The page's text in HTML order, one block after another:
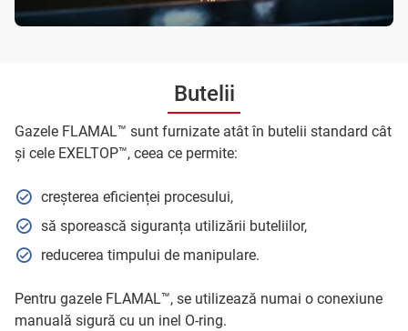
Butelii
Gazele FLAMAL™ sunt furnizate atât în butelii standard cât
și cele EXELTOP™, ceea ce permite:
creșterea eficienței procesului,
să sporească siguranța utilizării buteliilor,
reducerea timpului de manipulare.
Pentru gazele FLAMAL™, se utilizează numai o conexiune
manuală sigură cu un inel O-ring.